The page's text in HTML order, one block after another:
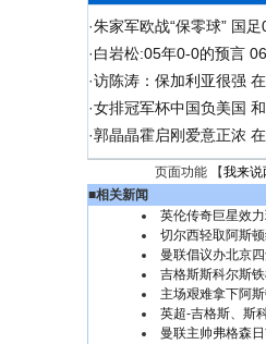
·朱家军欧战“保零球” 国
·白岩松:05年0-0的预言
·访陈涛：保加利亚很强
·女排冠军杯中国负美国
·郭晶晶霍启刚爱意正浓
页面功能 【我来说
■相关新闻
英伦传奇巨星效
切尔西轻取阿斯
曼联倡议办北京
吉格斯斯科尔斯
主场艰难拿下阿
英超-吉格斯、斯
曼联主帅弗格森